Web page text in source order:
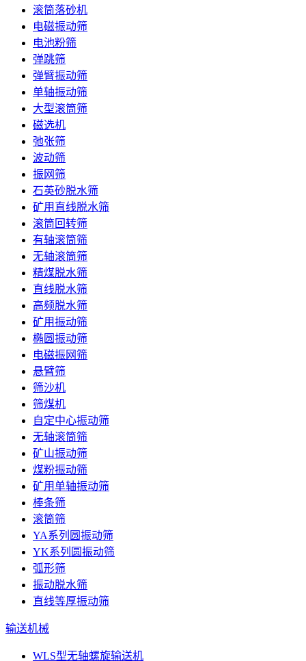
滚筒落砂机
电磁振动筛
电池粉筛
弹跳筛
弹臂振动筛
单轴振动筛
大型滚筒筛
磁选机
弛张筛
波动筛
振网筛
石英砂脱水筛
矿用直线脱水筛
滚筒回转筛
有轴滚筒筛
无轴滚筒筛
精煤脱水筛
直线脱水筛
高频脱水筛
矿用振动筛
椭圆振动筛
电磁振网筛
悬臂筛
筛沙机
筛煤机
自定中心振动筛
无轴滚筒筛
矿山振动筛
煤粉振动筛
矿用单轴振动筛
棒条筛
滚筒筛
YA系列圆振动筛
YK系列圆振动筛
弧形筛
振动脱水筛
直线等厚振动筛
输送机械
WLS型无轴螺旋输送机